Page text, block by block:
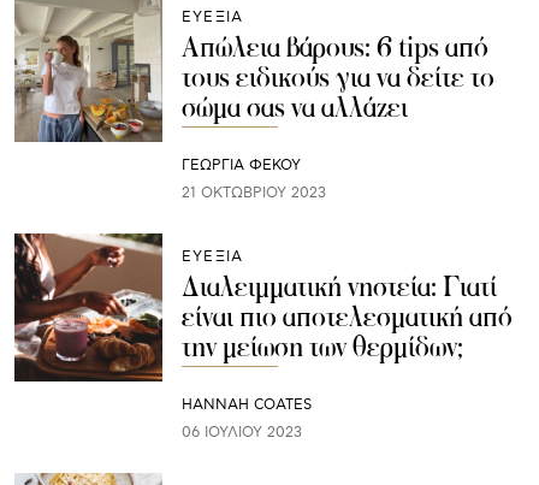
ΕΥΕΞΙΑ
Απώλεια βάρους: 6 tips από
τους ειδικούς για να δείτε το
σώμα σας να αλλάζει
ΓΕΩΡΓΙΑ ΦΕΚΟΥ
21 ΟΚΤΩΒΡΊΟΥ 2023
ΕΥΕΞΙΑ
Διαλειμματική νηστεία: Γιατί
είναι πιο αποτελεσματική από
την μείωση των θερμίδων;
HANNAH COATES
06 ΙΟΥΛΊΟΥ 2023